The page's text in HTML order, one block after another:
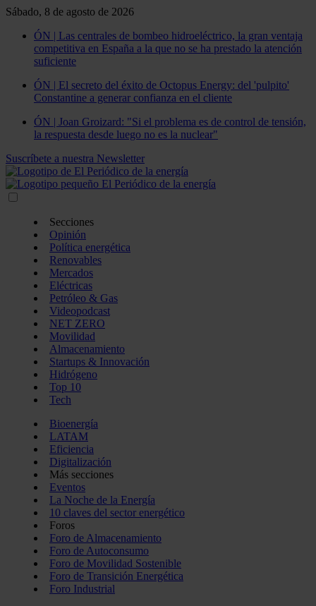
Sábado, 8 de agosto de 2026
ÓN | Las centrales de bombeo hidroeléctrico, la gran ventaja
competitiva en España a la que no se ha prestado la atención
suficiente
ÓN | El secreto del éxito de Octopus Energy: del 'pulpito'
Constantine a generar confianza en el cliente
ÓN | Joan Groizard: "Si el problema es de control de tensión,
la respuesta desde luego no es la nuclear"
Suscríbete a nuestra Newsletter
Secciones
Opinión
Política energética
Renovables
Mercados
Eléctricas
Petróleo & Gas
Videopodcast
NET ZERO
Movilidad
Almacenamiento
Startups & Innovación
Hidrógeno
Top 10
Tech
Bioenergía
LATAM
Eficiencia
Digitalización
Más secciones
Eventos
La Noche de la Energía
10 claves del sector energético
Foros
Foro de Almacenamiento
Foro de Autoconsumo
Foro de Movilidad Sostenible
Foro de Transición Energética
Foro Industrial